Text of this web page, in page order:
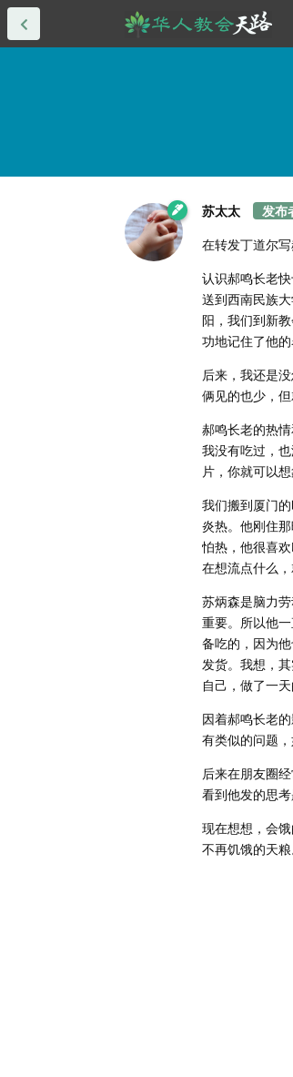
苏太太
在转发丁道尔
认识郝鸣长老
送到西南民族
阳，我们到新
功地记住了他的
后来，我还是
俩见的也少，
郝鸣长老的热
我没有吃过，
片，你就可以
我们搬到厦门
炎热。他刚住
怕热，他很喜
在想流点什么，
苏炳森是脑力
重要。所以他
备吃的，因为
发货。我想，
自己，做了一
因着郝鸣长老
有类似的问题
后来在朋友圈
看到他发的思
现在想想，会
不再饥饿的天粮